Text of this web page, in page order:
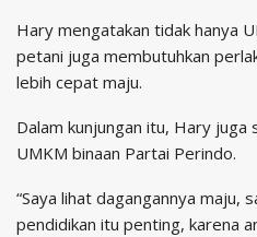
Hary mengatakan tidak hanya
petani juga membutuhkan
lebih cepat maju.
Dalam kunjungan itu, Hary juga
UMKM binaan Partai Perindo.
“Saya lihat dagangannya maju,
pendidikan itu penting, karena